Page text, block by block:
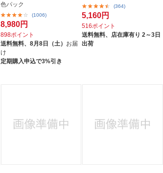
色パック
(1006)
8,980円
898ポイント
送料無料、 8月8日（土） お届
け
定期購入申込で3%引き
(364)
5,160円
516ポイント
送料無料、 店在庫有り 2～3日
出荷